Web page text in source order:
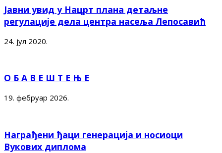
Јавни увид у Нацрт плана детаљне
регулације дела центра насеља Лепосавић
24. јул 2020.
О Б А В Е Ш Т Е Њ Е
19. фебруар 2026.
Награђени ђаци генерација и носиоци
Вукових диплома